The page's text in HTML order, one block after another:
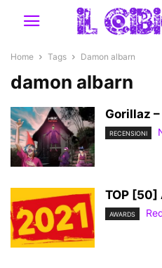
Home Tags Damon albarn
damon albarn
Gorillaz
RECENSIONI
TOP [50]
AWARDS